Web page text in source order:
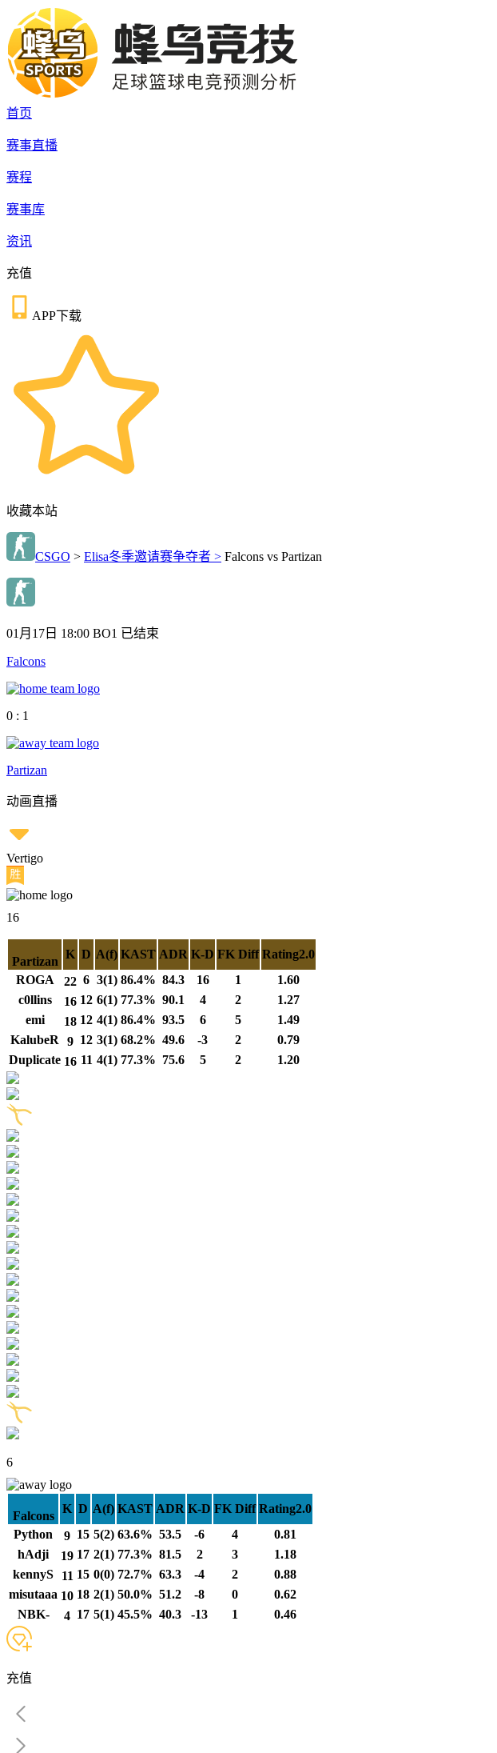
首页
赛事直播
赛程
赛事库
资讯
充值
APP下载
收藏本站
CSGO > Elisa冬季邀请赛争夺者 > Falcons vs Partizan
01月17日 18:00 BO1 已结束
Falcons
0 : 1
Partizan
动画直播
Vertigo
16
Partizan
K D A(f) KAST ADR K-D FK Diff Rating2.0
ROGA
22 6 3(1) 86.4% 84.3 16 1
1.60
c0llins
16 12 6(1) 77.3% 90.1 4 2
1.27
emi
18 12 4(1) 86.4% 93.5 6 5
1.49
KalubeR
9 12 3(1) 68.2% 49.6 -3 2
0.79
Duplicate 16 11 4(1) 77.3% 75.6 5 2 1.20
6
Falcons
K D A(f) KAST ADR K-D FK Diff Rating2.0
Python
9 15 5(2) 63.6% 53.5 -6 4
0.81
hAdji
19 17 2(1) 77.3% 81.5 2 3
1.18
kennyS
11 15 0(0) 72.7% 63.3 -4 2
0.88
misutaaa 10 18 2(1) 50.0% 51.2 -8 0
0.62
NBK-
4 17 5(1) 45.5% 40.3 -13 1 0.46
充值